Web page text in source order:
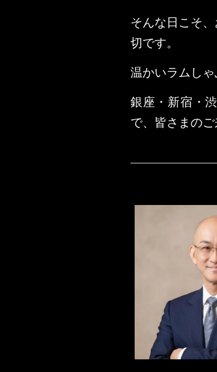
そんな日こそ
切です。
温かいラムしゃ
銀座・新宿・
で、皆さまのご